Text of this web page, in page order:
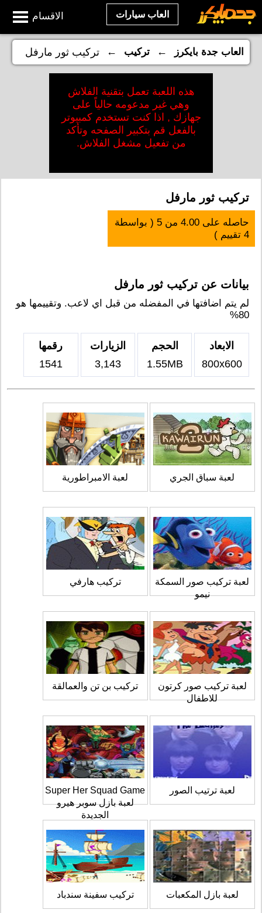
الاقسام العاب سيارات
العاب جدة بايكرز ← تركيب ← تركيب ثور مارفل
هذه اللعبة تعمل بتقنية الفلاش
وهي غير مدعومه حالياً على
جهازك , اذا كنت تستخدم كمبيوتر
بالفعل قم بتكبير الصفحه وتأكد
من تفعيل مشغل الفلاش.
تركيب ثور مارفل
حاصله على4.00 من5 ( بواسطة
4 تقييم )
بيانات عن تركيب ثور مارفل
لم يتم اضافتها في المفضله من قبل اي لاعب. وتقييمها هو
80%
الابعاد
800x600
الحجم
1.55MB
الزيارات
3,143
رقمها
1541
لعبة سباق الجري لعبة الامبراطورية
لعبة تركيب صور السمكة
نيمو
تركيب هارفي
لعبة تركيب صور كرتون
للاطفال
تركيب بن تن والعمالقة
لعبة ترتيب الصور
Super Her Squad Game
لعبة بازل سوبر هيرو
الجديدة
لعبة بازل المكعبات تركيب سفينة سندباد